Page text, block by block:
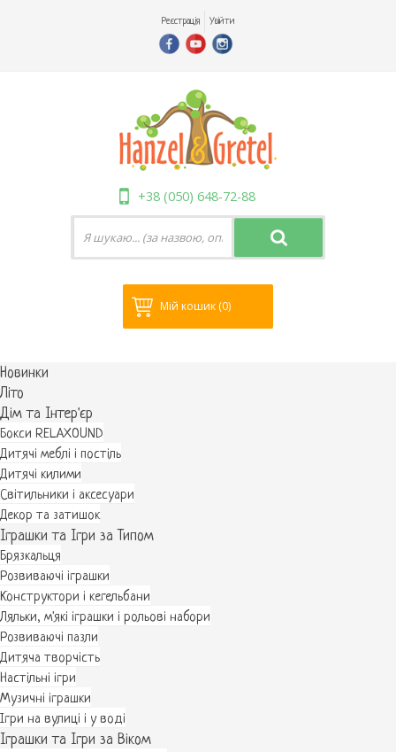
Реєстрація Увійти
+38 (050) 648-72-88
Мій кошик (0)
Новинки
Літо
Дім та Інтер'єр
Бокси RELAXOUND
Дитячі меблі і постіль
Дитячі килими
Світильники і аксесуари
Декор та затишок
Іграшки та Ігри за Типом
Брязкальця
Розвиваючі іграшки
Конструктори і кегельбани
Ляльки, м'які іграшки і рольові набори
Розвиваючі пазли
Дитяча творчість
Настільні ігри
Музичні іграшки
Ігри на вулиці і у воді
Іграшки та Ігри за Віком